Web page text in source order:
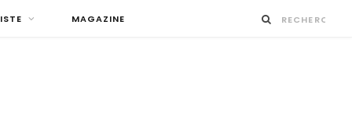
MAGAZINE